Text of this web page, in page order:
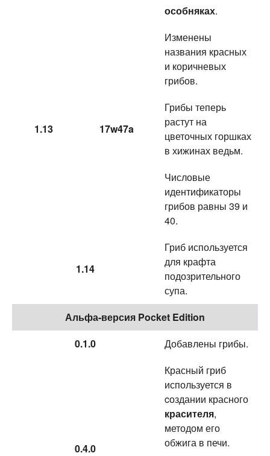
особняках.
1.13 17w47a
Изменены
названия красных
и коричневых
грибов.
Грибы теперь
растут на
цветочных горшках
в хижинах ведьм.
Числовые
идентификаторы
грибов равны 39 и
40.
1.14
Гриб используется
для крафта
подозрительного
супа.
Альфа-версия Pocket Edition
0.1.0
Добавлены грибы.
0.4.0
Красный гриб
используется в
cоздании красного
красителя,
методом его
обжига в печи.